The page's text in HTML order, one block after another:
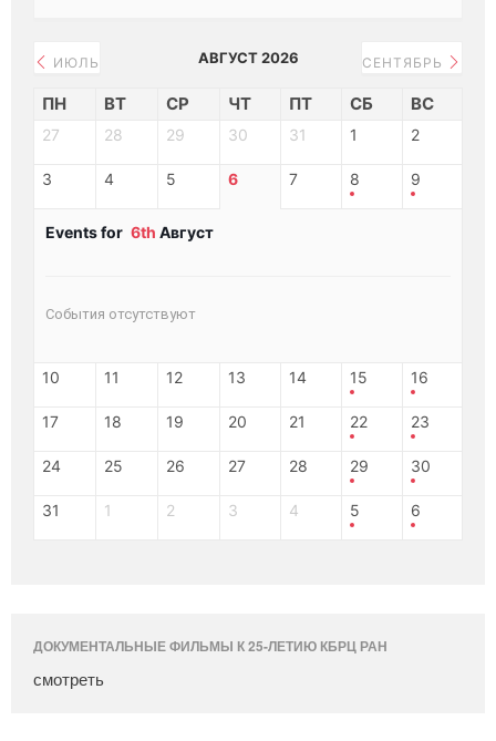
ИЮЛЬ АВГУСТ 2026 СЕНТЯБРЬ
ПН ВТ СР ЧТ ПТ СБ ВС
27 28 29 30 31 1 2
3 4 5 6 7 8 9
Events for 6th Август
События отсутствуют
10 11 12 13 14 15 16
17 18 19 20 21 22 23
24 25 26 27 28 29 30
31 1 2 3 4 5 6
ДОКУМЕНТАЛЬНЫЕ ФИЛЬМЫ К 25-ЛЕТИЮ КБРЦ РАН
смотреть